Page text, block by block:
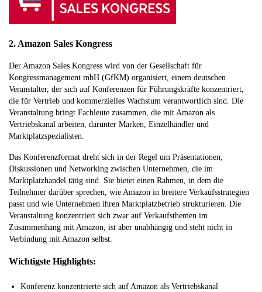
2. Amazon Sales Kongress
Der Amazon Sales Kongress wird von der Gesellschaft für
Kongressmanagement mbH (GfKM) organisiert, einem deutschen
Veranstalter, der sich auf Konferenzen für Führungskräfte konzentriert,
die für Vertrieb und kommerzielles Wachstum verantwortlich sind. Die
Veranstaltung bringt Fachleute zusammen, die mit Amazon als
Vertriebskanal arbeiten, darunter Marken, Einzelhändler und
Marktplatzspezialisten.
Das Konferenzformat dreht sich in der Regel um Präsentationen,
Diskussionen und Networking zwischen Unternehmen, die im
Marktplatzhandel tätig sind. Sie bietet einen Rahmen, in dem die
Teilnehmer darüber sprechen, wie Amazon in breitere Verkaufsstrategien
passt und wie Unternehmen ihren Marktplatzbetrieb strukturieren. Die
Veranstaltung konzentriert sich zwar auf Verkaufsthemen im
Zusammenhang mit Amazon, ist aber unabhängig und steht nicht in
Verbindung mit Amazon selbst.
Wichtigste Highlights:
Konferenz konzentrierte sich auf Amazon als Vertriebskanal